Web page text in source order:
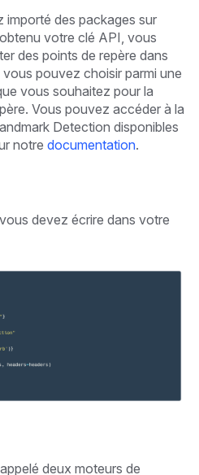
des packages sur
votre clé API, vous
des points de repère dans
pouvez choisir parmi une
vous souhaitez pour la
Vous pouvez accéder à la
Detection disponibles
notre documentation.
devez écrire dans votre
deux moteurs de